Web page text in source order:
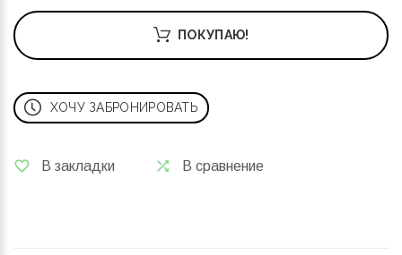
ПОКУПАЮ!
ХОЧУ ЗАБРОНИРОВАТЬ
В закладки В сравнение